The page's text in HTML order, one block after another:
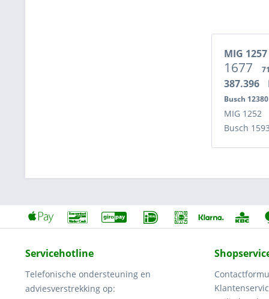
MIG 1257
1677
387.396
Busch 12380
MIG 1252
Busch 1593
Servicehotline
Telefonische ondersteuning en
adviesverstrekking op: